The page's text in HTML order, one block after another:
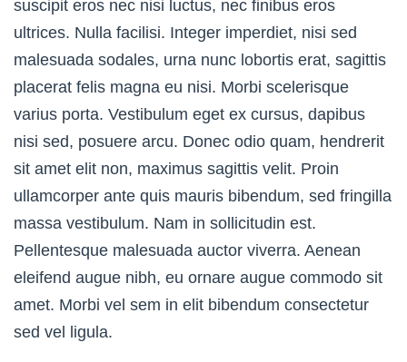
suscipit eros nec nisi luctus, nec finibus eros
ultrices. Nulla facilisi. Integer imperdiet, nisi sed
malesuada sodales, urna nunc lobortis erat, sagittis
placerat felis magna eu nisi. Morbi scelerisque
varius porta. Vestibulum eget ex cursus, dapibus
nisi sed, posuere arcu. Donec odio quam, hendrerit
sit amet elit non, maximus sagittis velit. Proin
ullamcorper ante quis mauris bibendum, sed fringilla
massa vestibulum. Nam in sollicitudin est.
Pellentesque malesuada auctor viverra. Aenean
eleifend augue nibh, eu ornare augue commodo sit
amet. Morbi vel sem in elit bibendum consectetur
sed vel ligula.